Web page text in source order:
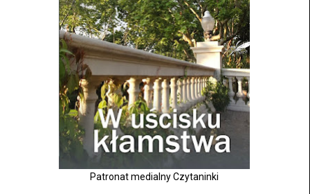
Patronat medialny Czytaninki